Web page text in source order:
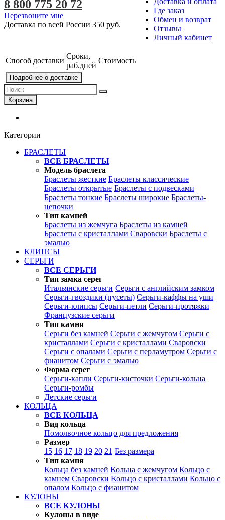
Где заказ
Обмен и возврат
Отзывы
Личный кабинет
8 800 775 20 72
Перезвоните мне
Доставка по всей России 350 руб.
Способ доставки
Сроки,
раб.дней
Стоимость
Подробнее о доставке
Корзина
Категории
БРАСЛЕТЫ
ВСЕ БРАСЛЕТЫ
Модель браслета
Браслеты жесткие Браслеты классические
Браслеты открытые Браслеты с подвесками
Браслеты тонкие Браслеты широкие Браслеты-
цепочки
Тип камней
Браслеты из жемчуга Браслеты из камней
Браслеты с кристаллами Сваровски Браслеты с
эмалью
КЛИПСЫ
СЕРЬГИ
ВСЕ СЕРЬГИ
Тип замка серег
Итальянские серьги Серьги с английским замком
Серьги-гвоздики (пусеты) Серьги-каффы на уши
Серьги-клипсы Серьги-петли Серьги-протяжки
Французские серьги
Тип камня
Серьги без камней Серьги с жемчугом Серьги с
кристаллами Серьги с кристаллами Сваровски
Серьги с опалами Серьги с перламутром Серьги с
фианитом Серьги с эмалью
Форма серег
Серьги-капли Серьги-кисточки Серьги-кольца
Серьги-ромбы
Детские серьги
КОЛЬЦА
ВСЕ КОЛЬЦА
Вид кольца
Помолвочное кольцо для предложения
Размер
15 16 17 18 19 20 21 Без размера
Тип камня
Кольца без камней Кольца с жемчугом Кольцо с
камнем Сваровски Кольцо с кристаллами Кольцо с
опалом Кольцо с фианитом
КУЛОНЫ
ВСЕ КУЛОНЫ
Кулоны в виде